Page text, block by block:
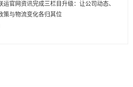
运官网资讯完成三栏目升级：让公司动态、
策与物流变化各归其位